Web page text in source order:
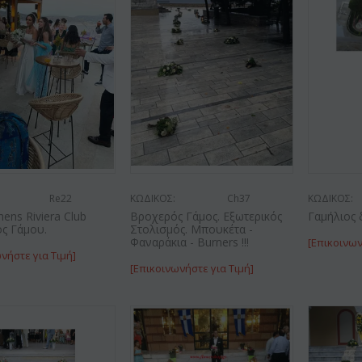
με
ΚΩΔΙΚΟΣ: Afp3
Ορχιδέα φαλαίνοψις φυτό "(1)
στέλεχος λου...
(21)
€55.00
Re22
Riviera Club
Γάμου.
για Τιμή]
ΚΩΔΙΚΟΣ: Ch37
Βροχερός Γάμος. Εξωτερικός
Στολισμός. Μπουκέτα -
Φαναράκια - Burners !!!
[Επικοινωνήστε για Τιμή]
ΚΩΔΙΚΟΣ:
Γαμήλιος